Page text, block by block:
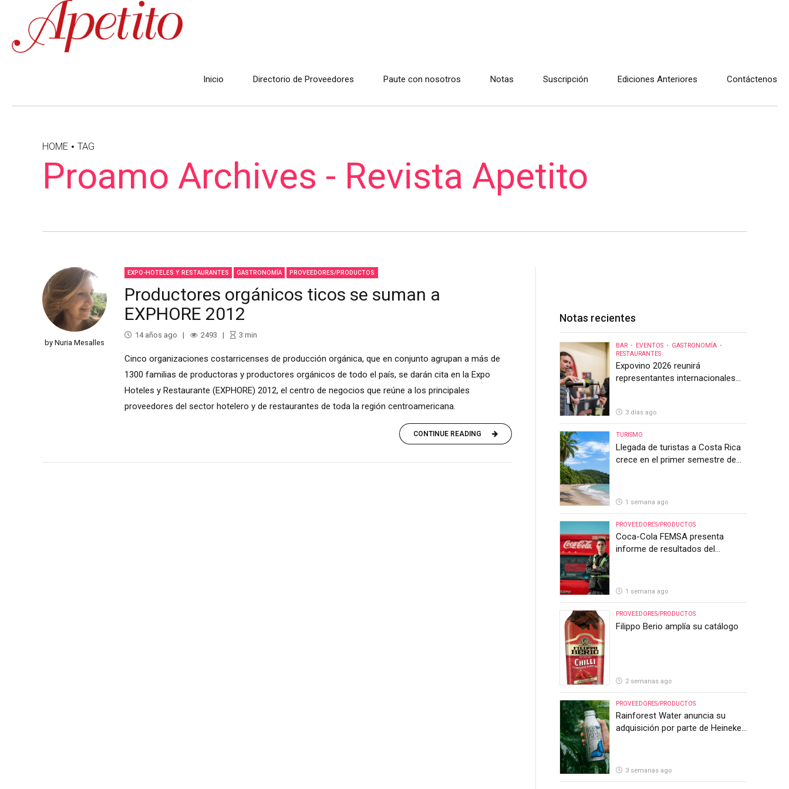
Inicio Directorio de Proveedores Paute con nosotros Notas Suscripción Ediciones Anteriores Contáctenos
HOME TAG
Proamo Archives - Revista Apetito
by Nuria Mesalles
EXPO-HOTELES Y RESTAURANTES GASTRONOMÍA PROVEEDORES/PRODUCTOS
Productores orgánicos ticos se suman a
EXPHORE 2012
14 años ago 2493 3 min
Cinco organizaciones costarricenses de producción orgánica, que en conjunto agrupan a más de
1300 familias de productoras y productores orgánicos de todo el país, se darán cita en la Expo
Hoteles y Restaurante (EXPHORE) 2012, el centro de negocios que reúne a los principales
proveedores del sector hotelero y de restaurantes de toda la región centroamericana.
CONTINUE READING
Notas recientes
BAR EVENTOS
GASTRONOMÍA
RESTAURANTES
Expovino 2026 reunirá
representantes internacionales
3 días ago
TURISMO
Llegada de turistas a Costa Rica
crece en el primer semestre de
1 semana ago
PROVEEDORES/PRODUCTOS
Coca-Cola FEMSA presenta
informe de resultados del
1 semana ago
PROVEEDORES/PRODUCTOS
Filippo Berio amplía su catálogo
2 semanas ago
PROVEEDORES/PRODUCTOS
Rainforest Water anuncia su
adquisición por parte de Heineken
3 semanas ago